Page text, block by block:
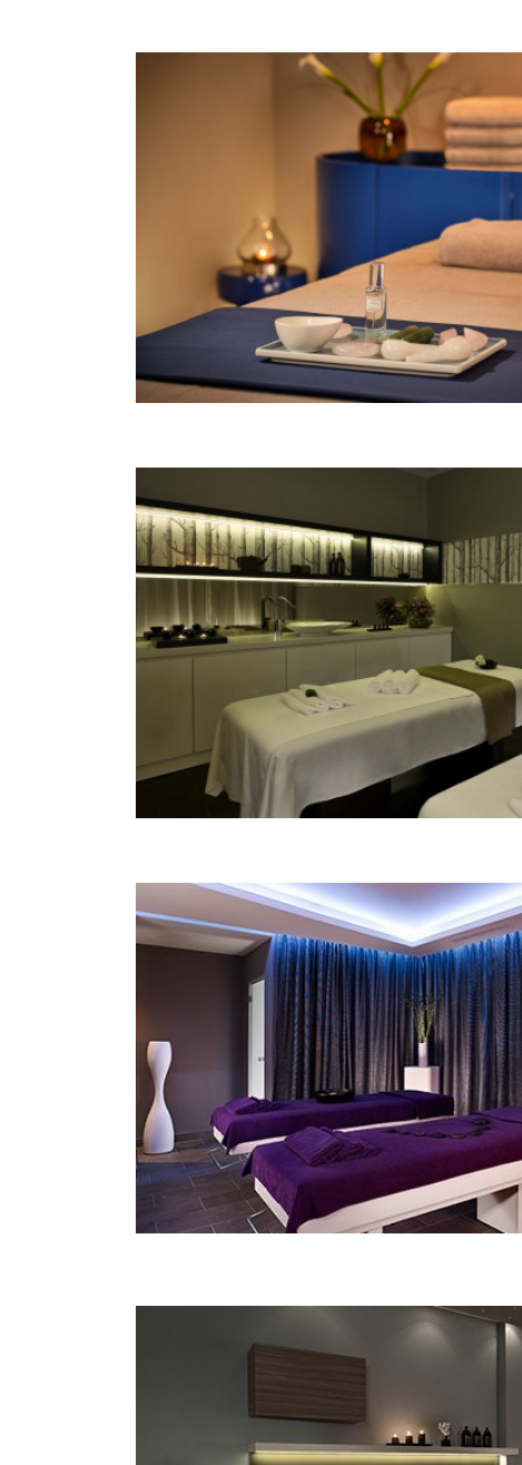
08:00 - 21:00h
E-mail:
Opening hours:svaki dan od 08:00 do 21:00
4 masažne sobe
finska i parna sauna
wellness i spa tretmani
grijani
vodom
Phone :
+385 (0)52 590 726
E-mail:
wellness.histria@parkplazacroatia.hr
Opening hours:svaki dan od 08:00 do 21:00
4 sobe za masažu i tretmane
soba za manikuru i pedikuru
zona
grijani